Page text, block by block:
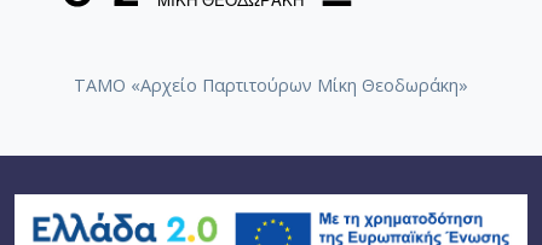
ΤΑΜΟ «Αρχείο Παρτιτούρων Μίκη Θεοδωράκη»